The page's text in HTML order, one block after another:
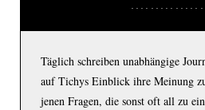
Täglich schreiben unabhängige
auf Tichys Einblick ihre Meinung
jenen Fragen, die sonst oft all zu